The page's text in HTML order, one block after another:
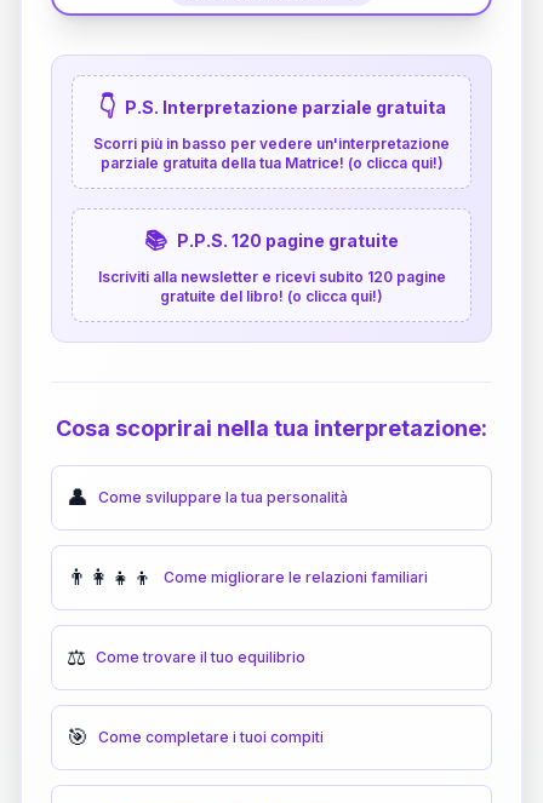
👇 P.S. Interpretazione parziale gratuita
Scorri più in basso per vedere un'interpretazione
parziale gratuita della tua Matrice! (o clicca qui!)
📚 P.P.S. 120 pagine gratuite
Iscriviti alla newsletter e ricevi subito 120 pagine
gratuite del libro! (o clicca qui!)
Cosa scoprirai nella tua interpretazione:
👤 Come sviluppare la tua personalità
👨‍👩‍👧‍👦 Come migliorare le relazioni familiari
⚖️ Come trovare il tuo equilibrio
🎯 Come completare i tuoi compiti